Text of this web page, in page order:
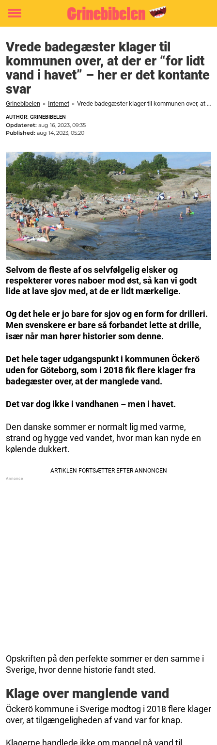
Toggle
Vrede badegæster klager til
kommunen over, at der er “for lidt
vand i havet” – her er det kontante
svar
Grinebibelen » Internet » Vrede badegæster klager til kommunen over, at der er "for lidt vand i havet" - her er det kontante svar
AUTHOR: GRINEBIBELEN
Opdateret: aug 16, 2023, 09:35
Published: aug 14, 2023, 05:20
Selvom de fleste af os selvfølgelig elsker og
respekterer vores naboer mod øst, så kan vi godt
lide at lave sjov med, at de er lidt mærkelige.
Og det hele er jo bare for sjov og en form for drilleri.
Men svenskere er bare så forbandet lette at drille,
især når man hører historier som denne.
Det hele tager udgangspunkt i kommunen Öckerö
uden for Göteborg, som i 2018 fik flere klager fra
badegæster over, at der manglede vand.
Det var dog ikke i vandhanen – men i havet.
Den danske sommer er normalt lig med varme,
strand og hygge ved vandet, hvor man kan nyde en
kølende dukkert.
Opskriften på den perfekte sommer er den samme i
Sverige, hvor denne historie fandt sted.
Klage over manglende vand
Öckerö kommune i Sverige modtog i 2018 flere klager
over, at tilgængeligheden af ​​vand var for knap.
Klagerne handlede ikke om mangel på vand til